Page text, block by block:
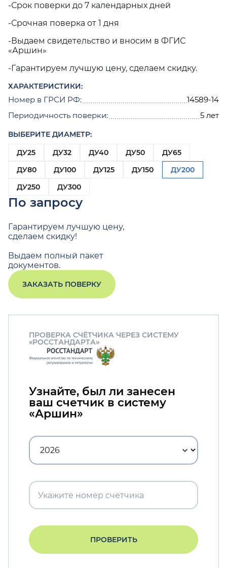
-Срок поверки до 7 календарных дней
-Срочная поверка от 1 дня
-Выдаем свидетельство и вносим в ФГИС
«Аршин»
-Гарантируем лучшую цену, сделаем скидку.
ХАРАКТЕРИСТИКИ:
Номер в ГРСИ РФ:
14589-14
Периодичность поверки:
5 лет
ВЫБЕРИТЕ ДИАМЕТР:
ДУ25
ДУ32 ДУ40 ДУ50
ДУ65
ДУ80
ДУ100 ДУ125 ДУ150
ДУ200
ДУ250
ДУ300
По запросу
Гарантируем лучшую цену,
сделаем скидку!
Выдаем полный пакет
документов.
ЗАКАЗАТЬ ПОВЕРКУ
ПРОВЕРКА СЧЁТЧИКА ЧЕРЕЗ СИСТЕМУ
«РОССТАНДАРТА»
Узнайте, был ли занесен
ваш счетчик в систему
«Аршин»
ПРОВЕРИТЬ